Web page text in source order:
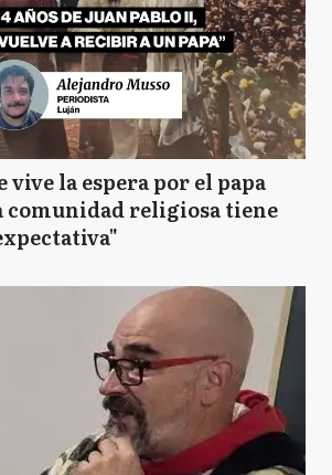
vive la espera por el papa
comunidad religiosa tiene